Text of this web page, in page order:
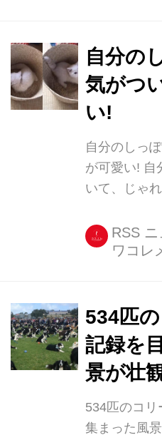
ュートンさ
が自宅のデ
ました。 寝
を開け外の
とも言えな
ん。普通の
には短い毛
自分の
気がつ
い!
自分のしっ
が可愛い! 自
いて、じゃ
動画を投稿
ろうさん
と じろうさ
24日 動画に
気づいてし
映っていま
すると、ね
RSS
ワコレ
534匹
記録を
景が壮
534匹のコリ
集まった風